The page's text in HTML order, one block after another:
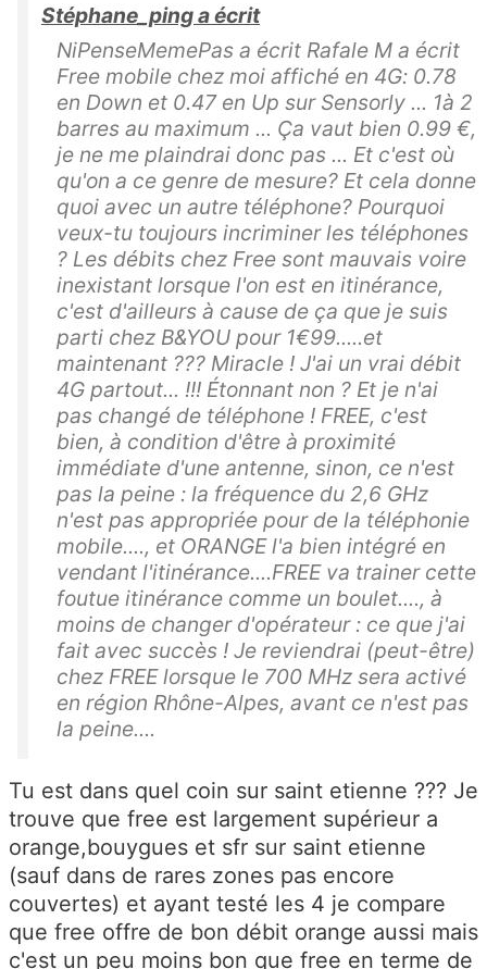
Stéphane_ping a écrit
NiPenseMemePas a écrit Rafale M a écrit
Free mobile chez moi affiché en 4G: 0.78
en Down et 0.47 en Up sur Sensorly ... 1à 2
barres au maximum ... Ça vaut bien 0.99 €,
je ne me plaindrai donc pas ... Et c'est où
qu'on a ce genre de mesure? Et cela donne
quoi avec un autre téléphone? Pourquoi
veux-tu toujours incriminer les téléphones
? Les débits chez Free sont mauvais voire
inexistant lorsque l'on est en itinérance,
c'est d'ailleurs à cause de ça que je suis
parti chez B&YOU pour 1€99.....et
maintenant ??? Miracle ! J'ai un vrai débit
4G partout... !!! Étonnant non ? Et je n'ai
pas changé de téléphone ! FREE, c'est
bien, à condition d'être à proximité
immédiate d'une antenne, sinon, ce n'est
pas la peine : la fréquence du 2,6 GHz
n'est pas appropriée pour de la téléphonie
mobile...., et ORANGE l'a bien intégré en
vendant l'itinérance....FREE va trainer cette
foutue itinérance comme un boulet...., à
moins de changer d'opérateur : ce que j'ai
fait avec succès ! Je reviendrai (peut-être)
chez FREE lorsque le 700 MHz sera activé
en région Rhône-Alpes, avant ce n'est pas
la peine....
Tu est dans quel coin sur saint etienne ??? Je
trouve que free est largement supérieur a
orange,bouygues et sfr sur saint etienne
(sauf dans de rares zones pas encore
couvertes) et ayant testé les 4 je compare
que free offre de bon débit orange aussi mais
c'est un peu moins bon que free en terme de